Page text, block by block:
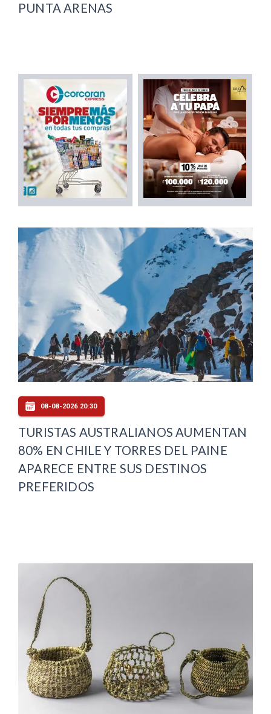
PUNTA ARENAS
08-08-2026 20:30
TURISTAS AUSTRALIANOS AUMENTAN
80% EN CHILE Y TORRES DEL PAINE
APARECE ENTRE SUS DESTINOS
PREFERIDOS